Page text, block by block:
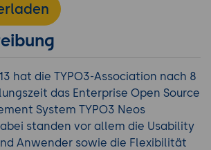
hat die TYPO3-Association nach 8
das Enterprise Open Source
System TYPO3 Neos
standen vor allem die Usability
Anwender sowie die Flexibilität